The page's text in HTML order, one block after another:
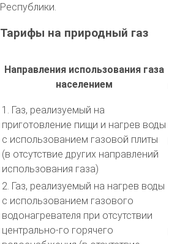
Республики.
Тарифы на природный газ
Направления использования газа
населением
1. Газ, реализуемый на
приготовление пищи и нагрев воды
с использованием газовой плиты
(в отсутствие других направлений
использования газа)
2. Газ, реализуемый на нагрев воды
с использованием газового
водонагревателя при отсутствии
центрально-го горячего